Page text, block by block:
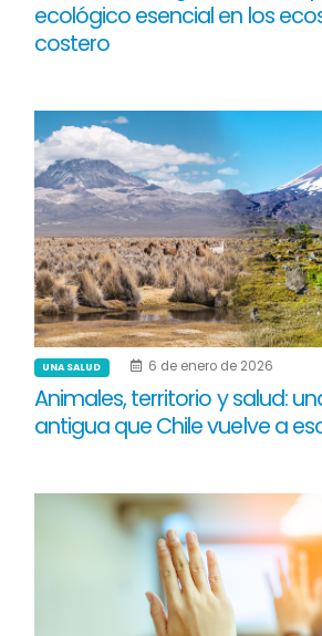
ecológico esencial en los
costero
UNA SALUD 6 de enero de 2026
Animales, territorio y salud:
antigua que Chile vuelve a